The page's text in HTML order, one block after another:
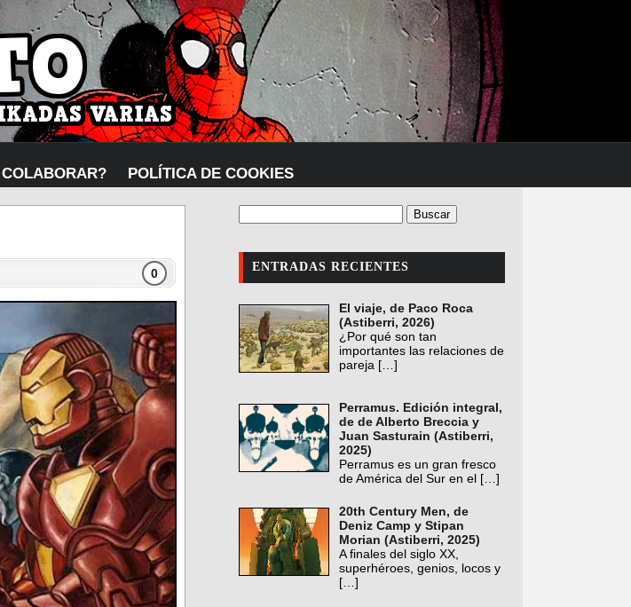
POLÍTICA DE COOKIES
0 ENTRADAS RECIENTES
El viaje, de Paco Roca
(Astiberri, 2026)
¿Por qué son tan
importantes las relaciones de
pareja […]
Perramus. Edición integral,
de de Alberto Breccia y
Juan Sasturain (Astiberri,
2025)
Perramus es un gran fresco
de América del Sur en el […]
20th Century Men, de
Deniz Camp y Stipan
Morian (Astiberri, 2025)
A finales del siglo XX,
superhéroes, genios, locos y
[…]